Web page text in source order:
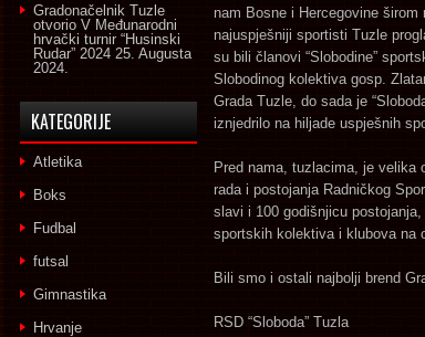
nam Bosne i Hercegovine
najuspješniji sportisti Tuzle
su bili članovi “Slobodine”
Slobodinog kolektiva gosp.
Grada Tuzle, do sada je
iznjedrilo na hiljade uspješnih
Pred nama, tuzlacima, je velika
rada i postojanja Radničkog
slavi i 100 godišnjicu
sportskih kolektiva i klubova na
Bili smo i ostali najbolji brend
RSD “Sloboda” Tuzla
Gradonačelnik Tuzle
otvorio V Međunarodni
hrvački turnir “Husinski
Rudar” 2024 25. Augusta
2024.
KATEGORIJE
Atletika
Boks
Fudbal
futsal
Gimnastika
Hrvanje